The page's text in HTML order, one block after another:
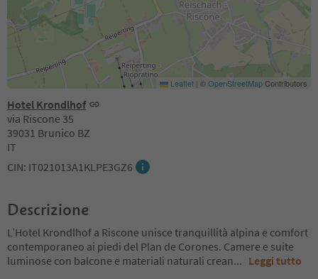
Hotel Krondlhof
via Riscone 35
39031 Brunico BZ
IT
CIN: IT021013A1KLPE3GZ6
Leaflet | ©OpenStreetMapContributors
Descrizione
L’Hotel Krondlhof a Riscone unisce tranquillità alpina e comfort
contemporaneo ai piedi del Plan de Corones. Camere e suite
luminose con balcone e materiali naturali crean... Leggi tutto